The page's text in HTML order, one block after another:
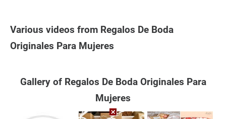
Various videos from Regalos De Boda
Originales Para Mujeres
Gallery of Regalos De Boda Originales Para
Mujeres